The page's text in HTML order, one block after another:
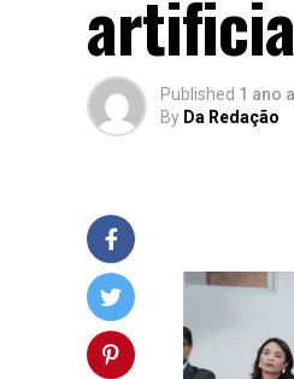
Published 1 ano
By Da Redação